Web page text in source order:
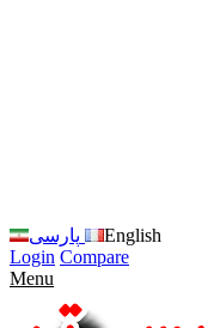
پارسی
English
Login Compare
Menu